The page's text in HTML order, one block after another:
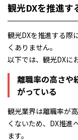
観光DXを推進す
観光DXを推進する際
くありません。
以下では、観光DXに
離職率の高さや
がっている
観光業界は離職率が
くないため、DX推進
ます。